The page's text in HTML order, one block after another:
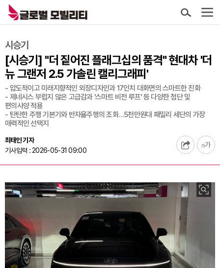
시승기
[시승기] "더 짙어진 플래그십의 품격" 현대차 '더
뉴 그랜저 2.5 가솔린 캘리그래피'
- 압도적이고 미래지향적인 외장디자인과 17인치 대화면의 스마트한 진화
- 제네시스 부럽지 않은 고급감과 '스마트 비전 루프' 등 다양한 첨단 및
편의사양 적용
- 탄탄한 주행 기본기와 반자율주행의 조화…5천만원대 패밀리 세단의 가장
매력적인 선택지
최태인 기자
기사입력 : 2026-05-31 09:00